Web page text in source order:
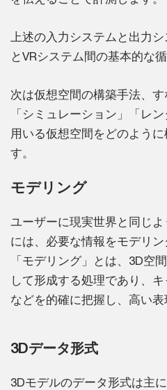
上述の入力システムと出力
とVRシステム間の基本的な
次は仮想空間の構築手法、す
「シミュレーション」「レ
用いる仮想空間をどのよう
す。
モデリング
ユーザーに現実世界と同じ
には、必要な情報をモデリン
「モデリング」とは、3D空
して形成する処理であり、
などを的確に把握し、高い表
3Dデータ形式
3Dモデルのデータ形式は主